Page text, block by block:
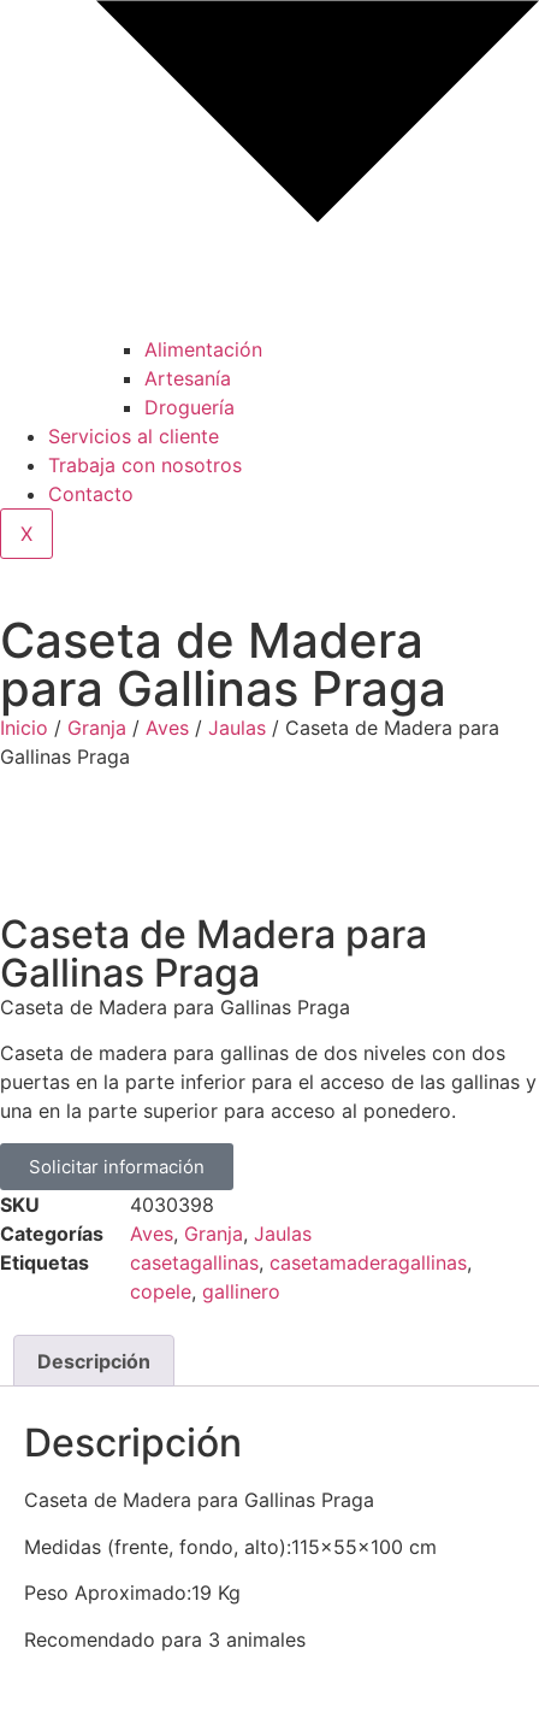
Alimentación
Artesanía
Droguería
Servicios al cliente
Trabaja con nosotros
Contacto
X
Caseta de Madera
para Gallinas Praga
Inicio / Granja / Aves / Jaulas / Caseta de Madera para
Gallinas Praga
Caseta de Madera para
Gallinas Praga
Caseta de Madera para Gallinas Praga
Caseta de madera para gallinas de dos niveles con dos
puertas en la parte inferior para el acceso de las gallinas y
una en la parte superior para acceso al ponedero.
Solicitar información
SKU
4030398
Categorías
Aves, Granja, Jaulas
Etiquetas
casetagallinas, casetamaderagallinas,
copele, gallinero
Descripción
Descripción
Caseta de Madera para Gallinas Praga
Medidas (frente, fondo, alto):115x55x100 cm
Peso Aproximado:19 Kg
Recomendado para 3 animales